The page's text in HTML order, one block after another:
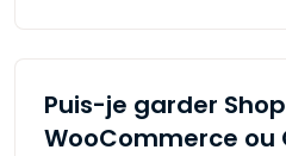
Puis-je garder
WooCommerce ou